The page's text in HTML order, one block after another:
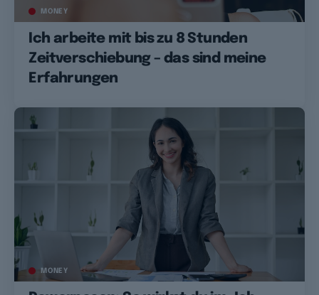
MONEY
Ich arbeite mit bis zu 8 Stunden
Zeitverschiebung – das sind meine
Erfahrungen
MONEY